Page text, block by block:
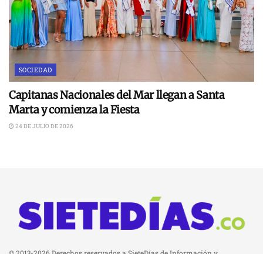
SOCIEDAD
Capitanas Nacionales del Mar llegan a Santa
Marta y comienza la Fiesta
24 DE JULIO DE 2026